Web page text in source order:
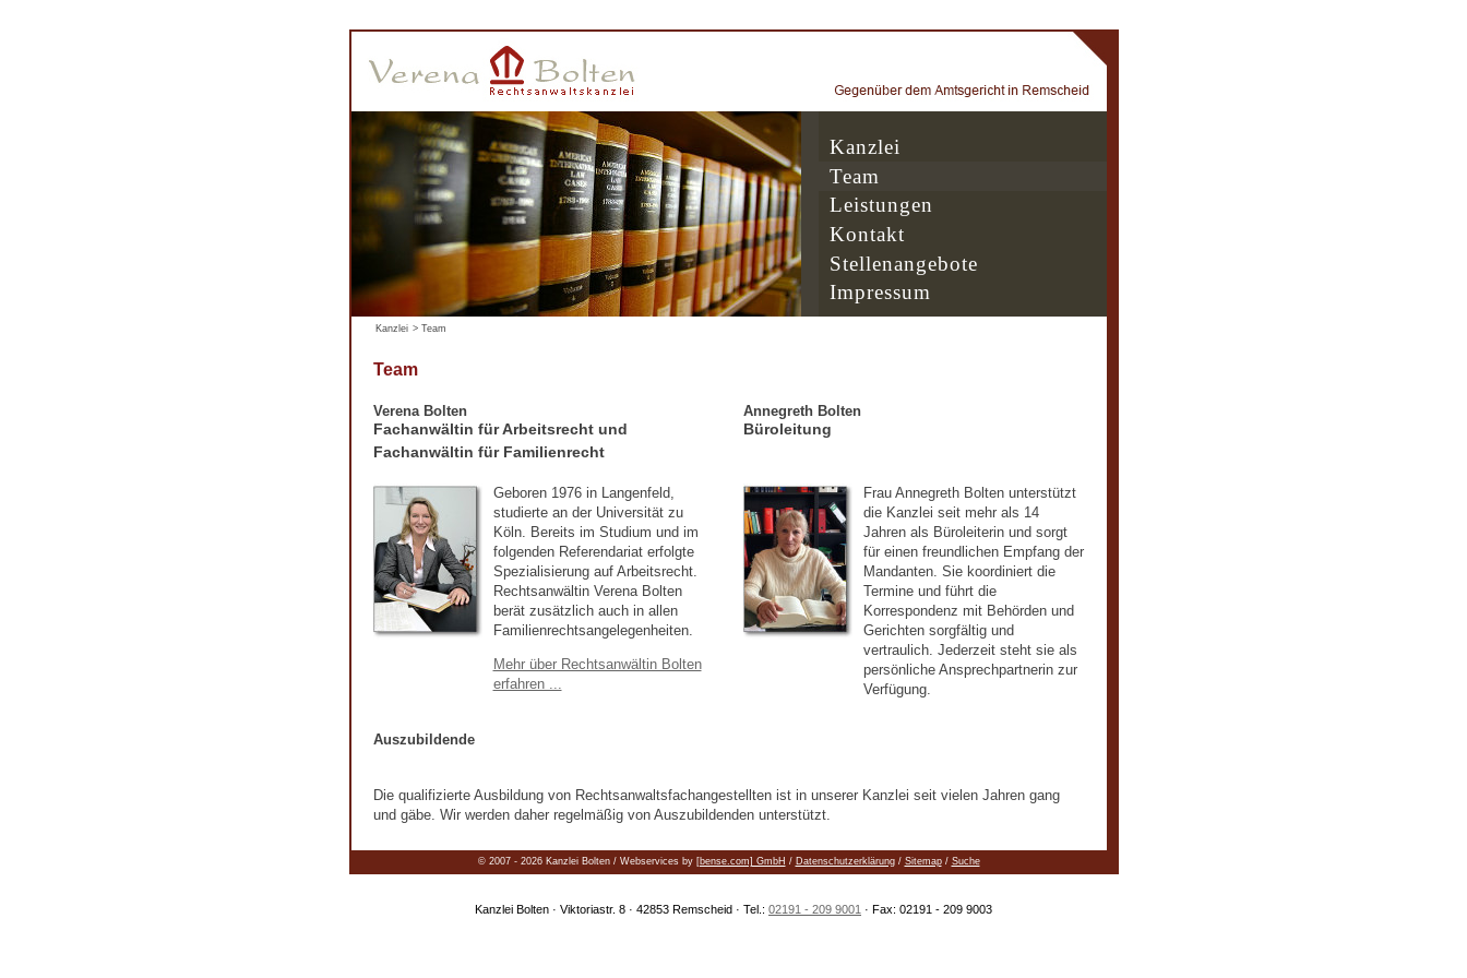
Kanzlei
Team
Leistungen
Kontakt
Stellenangebote
Impressum
Kanzlei > Team
Team
Verena Bolten
Fachanwältin für Arbeitsrecht und
Fachanwältin für Familienrecht
Geboren 1976 in Langenfeld,
studierte an der Universität zu
Köln. Bereits im Studium und im
folgenden Referendariat erfolgte
Spezialisierung auf Arbeitsrecht.
Rechtsanwältin Verena Bolten
berät zusätzlich auch in allen
Familienrechtsangelegenheiten.
Mehr über Rechtsanwältin Bolten
erfahren ...
Annegreth Bolten
Büroleitung
Frau Annegreth Bolten unterstützt
die Kanzlei seit mehr als 14
Jahren als Büroleiterin und sorgt
für einen freundlichen Empfang der
Mandanten. Sie koordiniert die
Termine und führt die
Korrespondenz mit Behörden und
Gerichten sorgfältig und
vertraulich. Jederzeit steht sie als
persönliche Ansprechpartnerin zur
Verfügung.
Auszubildende
Die qualifizierte Ausbildung von Rechtsanwaltsfachangestellten ist in unserer Kanzlei seit vielen Jahren gang
und gäbe. Wir werden daher regelmäßig von Auszubildenden unterstützt.
© 2007 - 2026 Kanzlei Bolten / Webservices by [bense.com] GmbH / Datenschutzerklärung/ Sitemap/ Suche
Kanzlei Bolten · Viktoriastr. 8 · 42853 Remscheid · Tel.: 02191 - 209 9001 · Fax: 02191 - 209 9003